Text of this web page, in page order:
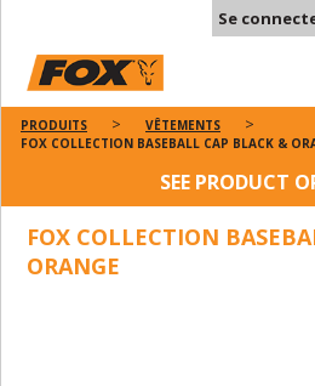
Se
PRODUITS
VÊTEMENTS
FOX COLLECTION BASEBALL CAP BLACK &
SEE PRODUCT
FOX COLLECTION
ORANGE